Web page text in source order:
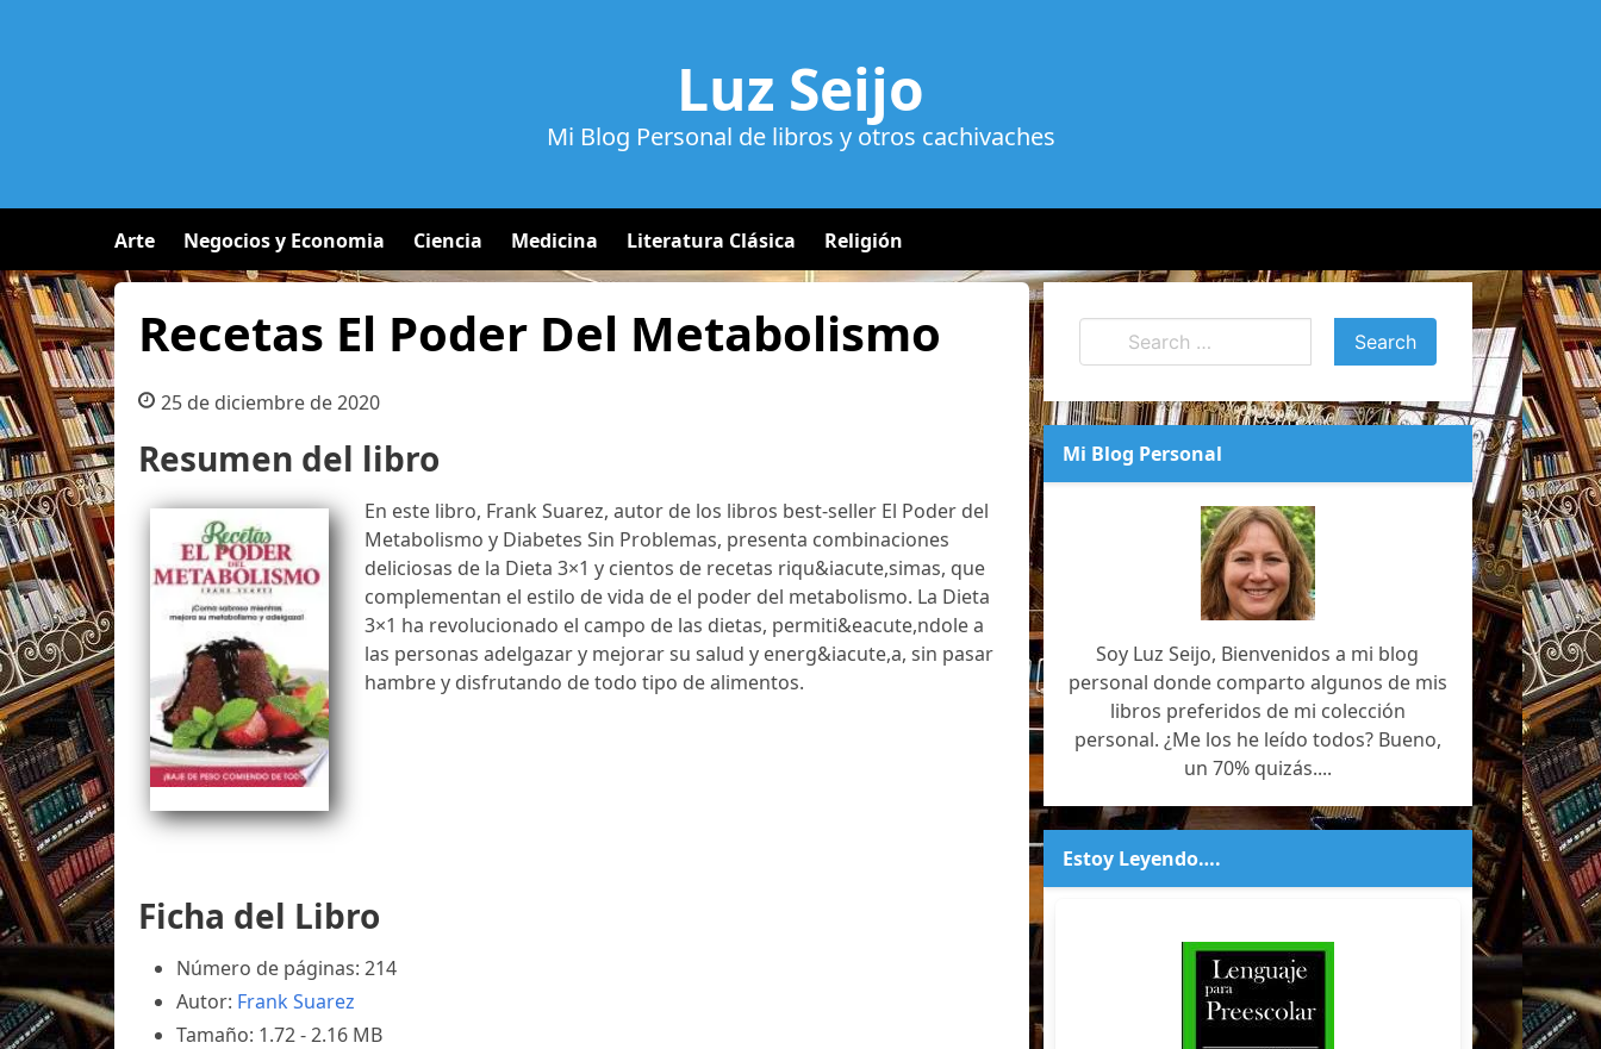
Luz Seijo
Mi Blog Personal de libros y otros cachivaches
Arte Negocios y Economia Ciencia Medicina Literatura Clásica Religión
Recetas El Poder Del Metabolismo
25 de diciembre de 2020
Resumen del libro
En este libro, Frank Suarez, autor de los libros best-seller El Poder del
Metabolismo y Diabetes Sin Problemas, presenta combinaciones
deliciosas de la Dieta 3×1 y cientos de recetas riqu&iacute,simas, que
complementan el estilo de vida de el poder del metabolismo. La Dieta
3×1 ha revolucionado el campo de las dietas, permiti&eacute,ndole a
las personas adelgazar y mejorar su salud y energ&iacute,a, sin pasar
hambre y disfrutando de todo tipo de alimentos.
Ficha del Libro
Número de páginas: 214
Autor: Frank Suarez
Tamaño: 1.72 - 2.16 MB
Mi Blog Personal
Soy Luz Seijo, Bienvenidos a mi blog
personal donde comparto algunos de mis
libros preferidos de mi colección
personal. ¿Me los he leído todos? Bueno,
un 70% quizás....
Estoy Leyendo….